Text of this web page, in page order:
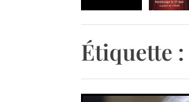
Étiquette :